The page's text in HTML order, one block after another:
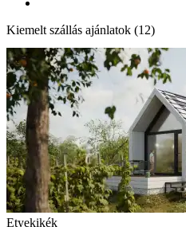
Kiemelt szállás ajánlatok (12)
Etyekikék